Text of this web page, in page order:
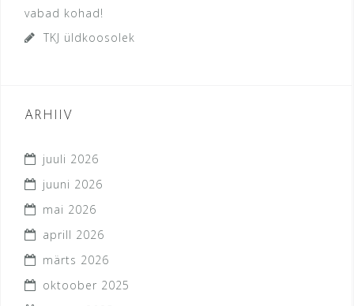
vabad kohad!
TKJ üldkoosolek
ARHIIV
juuli 2026
juuni 2026
mai 2026
aprill 2026
märts 2026
oktoober 2025